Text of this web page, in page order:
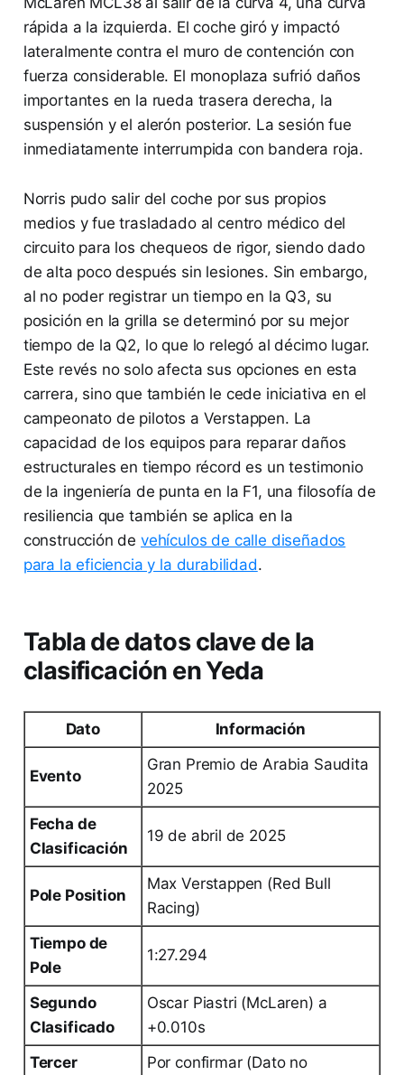
rápida a la izquierda. El coche giró y impactó
lateralmente contra el muro de contención con
fuerza considerable. El monoplaza sufrió daños
importantes en la rueda trasera derecha, la
suspensión y el alerón posterior. La sesión fue
inmediatamente interrumpida con bandera roja.
Norris pudo salir del coche por sus propios
medios y fue trasladado al centro médico del
circuito para los chequeos de rigor, siendo dado
de alta poco después sin lesiones. Sin embargo,
al no poder registrar un tiempo en la Q3, su
posición en la grilla se determinó por su mejor
tiempo de la Q2, lo que lo relegó al décimo lugar.
Este revés no solo afecta sus opciones en esta
carrera, sino que también le cede iniciativa en el
campeonato de pilotos a Verstappen. La
capacidad de los equipos para reparar daños
estructurales en tiempo récord es un testimonio
de la ingeniería de punta en la F1, una filosofía de
resiliencia que también se aplica en la
construcción de vehículos de calle diseñados
para la eficiencia y la durabilidad.
Tabla de datos clave de la
clasificación en Yeda
Dato Información
Evento
Gran Premio de Arabia Saudita
2025
Fecha de
Clasificación
19 de abril de 2025
Pole Position
Max Verstappen (Red Bull
Racing)
Tiempo de
Pole
1:27.294
Segundo
Clasificado
Oscar Piastri (McLaren) a
+0.010s
Tercer
Por confirmar (Dato no